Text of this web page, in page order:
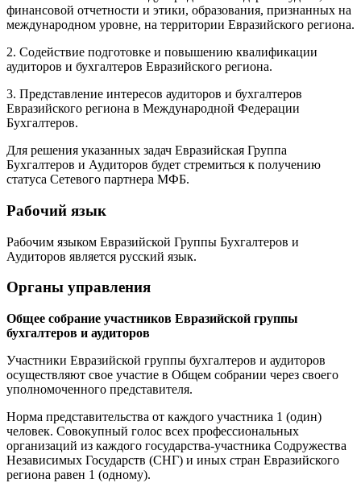
финансовой отчетности и этики, образования, признанных на
международном уровне, на территории Евразийского региона.
2. Содействие подготовке и повышению квалификации
аудиторов и бухгалтеров Евразийского региона.
3. Представление интересов аудиторов и бухгалтеров
Евразийского региона в Международной Федерации
Бухгалтеров.
Для решения указанных задач Евразийская Группа
Бухгалтеров и Аудиторов будет стремиться к получению
статуса Сетевого партнера МФБ.
Рабочий язык
Рабочим языком Евразийской Группы Бухгалтеров и
Аудиторов является русский язык.
Органы управления
Общее собрание участников Евразийской группы
бухгалтеров и аудиторов
Участники Евразийской группы бухгалтеров и аудиторов
осуществляют свое участие в Общем собрании через своего
уполномоченного представителя.
Норма представительства от каждого участника 1 (один)
человек. Совокупный голос всех профессиональных
организаций из каждого государства-участника Содружества
Независимых Государств (СНГ) и иных стран Евразийского
региона равен 1 (одному).